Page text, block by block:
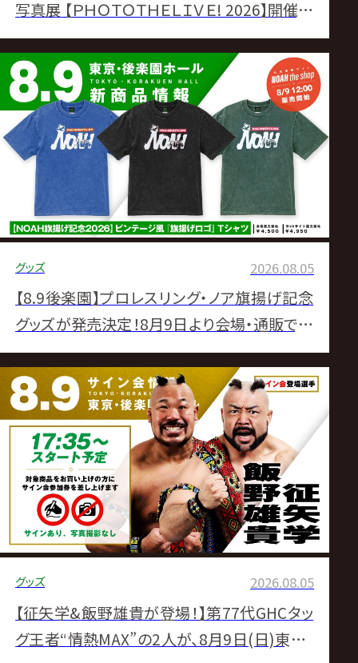
写真展 【ＰＨＯＴＯＴＨＥＬＩＶＥ! 2026】開催決
定
グッズ 2026.08.05
【8.9後楽園】プロレスリング・ノア旗揚げ記念
グッズが発売決定！8月9日より会場・通販で発
売スタート！
グッズ 2026.08.05
【征矢学&飯野雄貴が登場！】第77代GHCタッ
グ王者“情熱MAX”の2人が、8月9日(日)東京・